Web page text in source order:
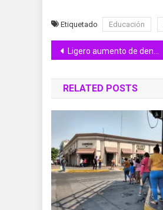
Etiquetado Educación
Navegación
de
entradas
Ligero aumento de dengue en agosto: Salud Colima
RELATED POSTS